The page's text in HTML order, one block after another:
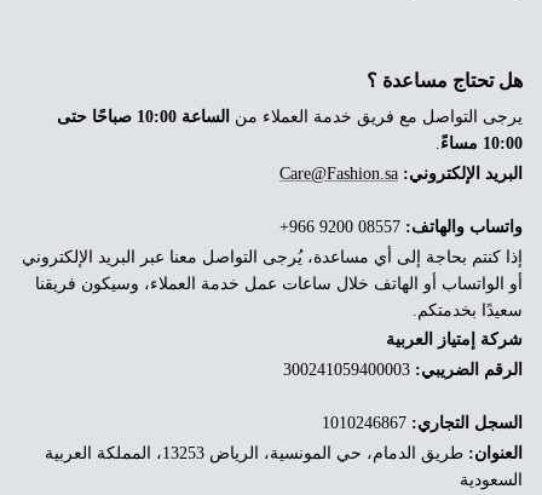
هل تحتاج مساعدة ؟
يرجى التواصل مع فريق خدمة العملاء من
الساعة 10:00 صباحًا حتى
10:00 مساءً
.
البريد الإلكتروني: Care@Fashion.sa
واتساب والهاتف:
إذا كنتم بحاجة إلى أي مساعدة، يُرجى التواصل معنا عبر البريد الإلكتروني
أو الواتساب أو الهاتف خلال ساعات عمل خدمة العملاء، وسيكون فريقنا
سعيدًا بخدمتكم.
شركة إمتياز العربية
الرقم الضريبي:
السجل التجاري:
العنوان:
طريق الدمام، حي المونسية، الرياض 13253، المملكة العربية
السعودية